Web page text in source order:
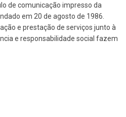
de comunicação impresso da
em 20 de agosto de 1986.
e prestação de serviços junto à
e responsabilidade social fazem